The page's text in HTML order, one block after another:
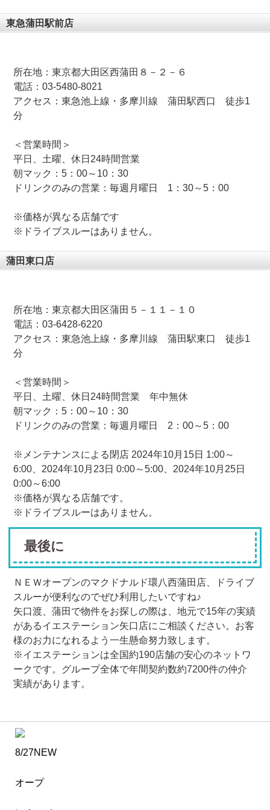
東急蒲田駅前店
所在地：東京都大田区西蒲田８－２－６
電話：03-5480-8021
アクセス：東急池上線・多摩川線 蒲田駅西口 徒歩1
分
＜営業時間＞
平日、土曜、休日24時間営業
朝マック：5：00～10：30
ドリンクのみの営業：毎週月曜日 1：30～5：00
※価格が異なる店舗です
※ドライブスルーはありません。
蒲田東口店
所在地：東京都大田区蒲田５－１１－１０
電話：03-6428-6220
アクセス：東急池上線・多摩川線 蒲田駅東口 徒歩1
分
＜営業時間＞
平日、土曜、休日24時間営業 年中無休
朝マック：5：00～10：30
ドリンクのみの営業：毎週月曜日 2：00～5：00
※メンテナンスによる閉店 2024年10月15日 1:00～
6:00、2024年10月23日 0:00～5:00、2024年10月25日
0:00～6:00
※価格が異なる店舗です。
※ドライブスルーはありません。
最後に
ＮＥＷオープンのマクドナルド環八西蒲田店、ドライブ
スルーが便利なのでぜひ利用したいですね♪
矢口渡、蒲田で物件をお探しの際は、地元で15年の実績
があるイエステーション矢口店にご相談ください。お客
様のお力になれるよう一生懸命努力致します。
※イエステーションは全国約190店舗の安心のネットワ
ークです。グループ全体で年間契約数約7200件の仲介
実績があります。